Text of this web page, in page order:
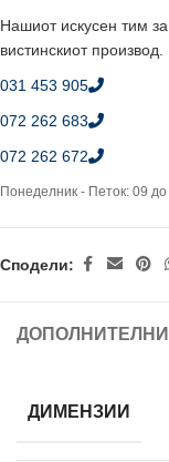
Нашиот искусен тим
вистинскиот производ.
031 453 905
072 262 683
072 262 672
Понеделник - Петок: 09
Сподели:
ДИМЕНЗИИ